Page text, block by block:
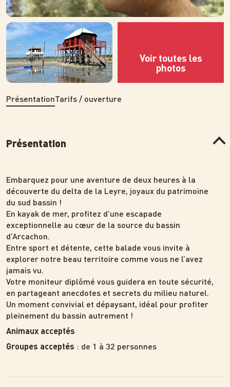
Photo
PrésentationTarifs / ouverture
Présentation
Embarquez pour une aventure de deux heures à la
découverte du delta de la Leyre, joyaux du patrimoine
du sud bassin !
En kayak de mer, profitez d’une escapade
exceptionnelle au cœur de la source du bassin
d’Arcachon.
Entre sport et détente, cette balade vous invite à
explorer notre beau territoire comme vous ne l’avez
jamais vu.
Votre moniteur diplômé vous guidera en toute sécurité,
en partageant anecdotes et secrets du milieu naturel.
Un moment convivial et dépaysant, idéal pour profiter
pleinement du bassin autrement !
Animaux acceptés
Groupes acceptés : de 1 à 32 personnes